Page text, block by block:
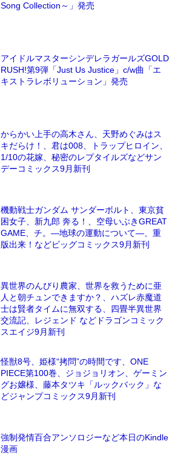
Song Collection～」発売
アイドルマスターシンデレラガールズGOLD
RUSH!第9弾「Just Us Justice」c/w曲「エ
キストラレボリューション」発売
からかい上手の高木さん、天野めぐみはス
キだらけ！、君は008、トラップヒロイン、
1/10の花嫁、秘密のレプタイルズなどサン
デーコミックス9月新刊
機動戦士ガンダム サンダーボルト、東京貧
困女子、新九郎 奔る！、空母いぶきGREAT
GAME、チ。―地球の運動について―、重
版出来！などビッグコミックス9月新刊
異世界のんびり農家、世界を救うために亜
人と朝チュンできますか？、ハズレ赤魔道
士は賢者タイムに無双する、四畳半異世界
交流記、レジェンド などドラゴンコミック
スエイジ9月新刊
怪獣8号、姫様“拷問”の時間です、ONE
PIECE第100巻、ジョジョリオン、ゲーミン
グお嬢様、藤本タツキ「ルックバック」な
どジャンプコミックス9月新刊
強制発情百合アンソロジーなど本日のKindle
漫画